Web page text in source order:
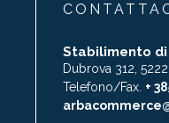
Stabilimento
Dubrova 312,
Telefono/Fax. +